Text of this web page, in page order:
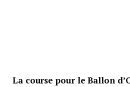
La course pour le Ballon